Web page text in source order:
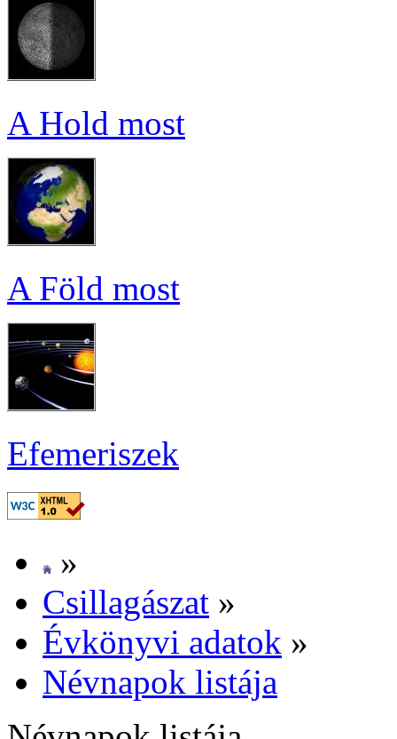
A Hold most
A Föld most
Efe­me­ri­szek
»
Csil­la­gá­szat »
Év­köny­vi ada­tok »
Név­na­pok lis­tá­ja